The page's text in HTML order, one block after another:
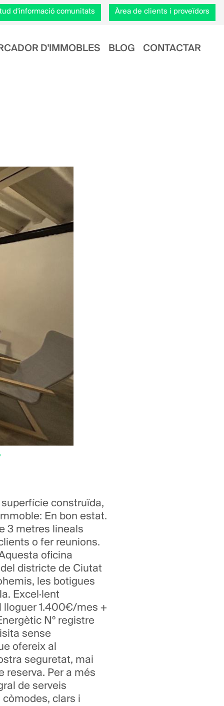
d'informació comunitats Àrea de clients i proveïdors
D'IMMOBLES BLOG CONTACTAR
construïda,
En bon estat.
3 metres lineals
o fer reunions.
oficina
districte de Ciutat
les botigues
Excel·lent
lloguer 1.400€/mes +
Nº registre
sense
ofereix al
seguretat, mai
reserva. Per a més
de serveis
clars i